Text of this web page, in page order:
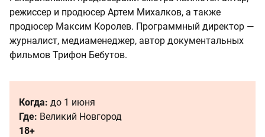
режиссер и продюсер Артем Михалков, а также
продюсер Максим Королев. Программный директор —
журналист, медиаменеджер, автор документальных
фильмов Трифон Бебутов.
Когда: до 1 июня
Где: Великий Новгород
18+